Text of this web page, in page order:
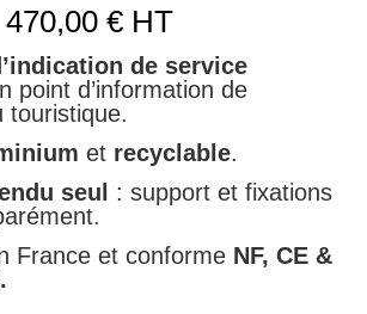
470,00€Plage
de
prix :
78,00 €
à
470,00 €
HT
de service
point d’information de
touristique.
et recyclable.
seul
: support et fixations
France et conforme NF, CE &